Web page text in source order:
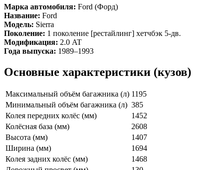
Марка автомобиля: Ford (Форд)
Название: Ford
Модель: Sierra
Поколение: 1 поколение [рестайлинг] хетчбэк 5-дв.
Модификация: 2.0 AT
Года выпуска: 1989–1993
Основные характеристики (кузов)
Максимальный объём багажника (л) 1195
Минимальный объём багажника (л) 385
Колея передних колёс (мм)
1452
Колёсная база (мм)
2608
Высота (мм)
1407
Ширина (мм)
1694
Колея задних колёс (мм)
1468